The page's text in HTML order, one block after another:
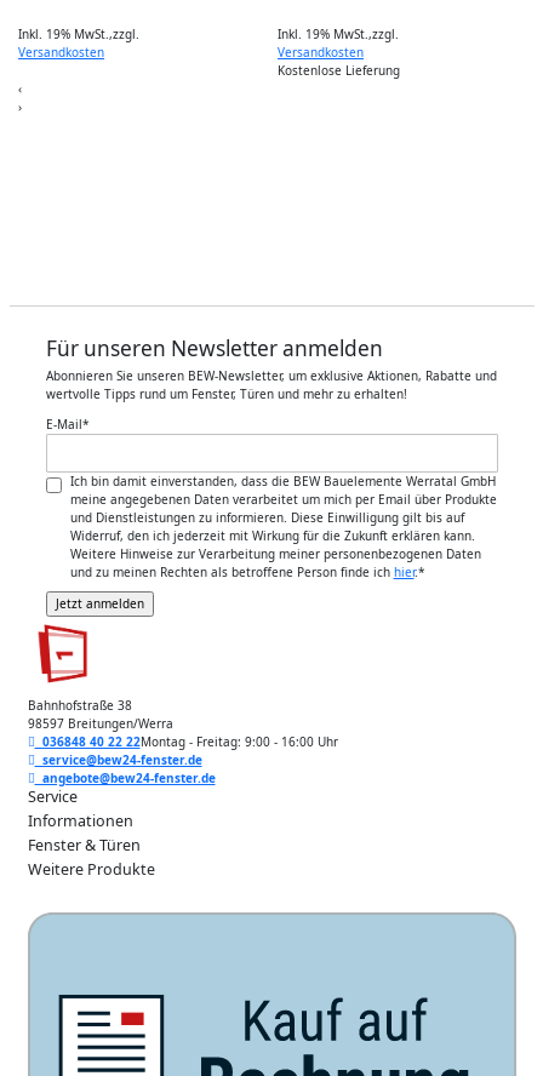
Inkl. 19% MwSt. ,zzgl.
Versandkosten
Inkl. 19% MwSt. ,zzgl.
Versandkosten
Kostenlose Lieferung
‹
›
Für unseren Newsletter anmelden
Abonnieren Sie unseren BEW-Newsletter, um exklusive Aktionen, Rabatte und
wertvolle Tipps rund um Fenster, Türen und mehr zu erhalten!
E-Mail*
Ich bin damit einverstanden, dass die BEW Bauelemente Werratal GmbH
meine angegebenen Daten verarbeitet um mich per Email über Produkte
und Dienstleistungen zu informieren. Diese Einwilligung gilt bis auf
Widerruf, den ich jederzeit mit Wirkung für die Zukunft erklären kann.
Weitere Hinweise zur Verarbeitung meiner personenbezogenen Daten
und zu meinen Rechten als betroffene Person finde ich hier.*
Bahnhofstraße 38
98597 Breitungen/Werra
036848 40 22 22Montag - Freitag: 9:00 - 16:00 Uhr
service@bew24-fenster.de
angebote@bew24-fenster.de
Service
Informationen
Fenster & Türen
Weitere Produkte